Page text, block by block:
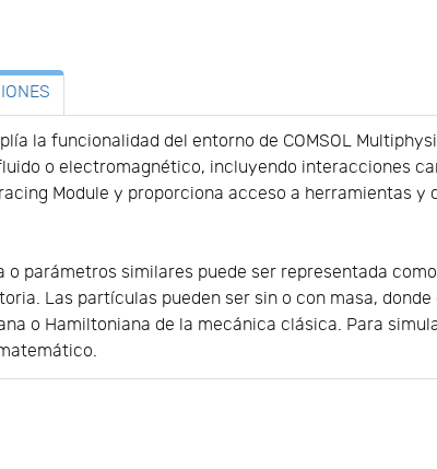
la funcionalidad del entorno de COMSOL
o electromagnético, incluyendo interacciones
Module y proporciona acceso a herramientas y
o parámetros similares puede ser representada
Las partículas pueden ser sin o con masa,
o Hamiltoniana de la mecánica clásica. Para